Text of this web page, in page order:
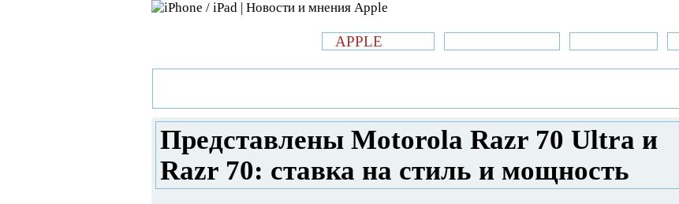
APPLE
Представлены Motorola Razr 70 Ultra и
Razr 70: ставка на стиль и мощность